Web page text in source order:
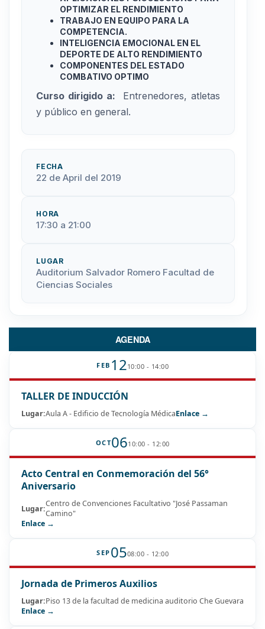
OPTIMIZAR EL RENDIMIENTO
TRABAJO EN EQUIPO PARA LA
COMPETENCIA.
INTELIGENCIA EMOCIONAL EN EL
DEPORTE DE ALTO RENDIMIENTO
COMPONENTES DEL ESTADO
COMBATIVO OPTIMO
Curso dirigido a: Entrenedores, atletas
y público en general.
FECHA
22 de April del 2019
HORA
17:30 a 21:00
LUGAR
Auditorium Salvador Romero Facultad de
Ciencias Sociales
AGENDA
FEB 1210:00 - 14:00
TALLER DE INDUCCIÓN
Lugar:Aula A - Edificio de Tecnología MédicaEnlace →
OCT0610:00 - 12:00
Acto Central en Conmemoración del 56°
Aniversario
Lugar:Centro de Convenciones Facultativo "José Passaman
Camino"
Enlace →
SEP 0508:00 - 12:00
Jornada de Primeros Auxilios
Lugar:Piso 13 de la facultad de medicina auditorio Che Guevara
Enlace →